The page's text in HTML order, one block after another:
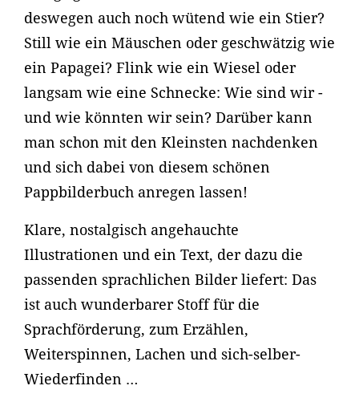
deswegen auch noch wütend wie ein Stier?
Still wie ein Mäuschen oder geschwätzig wie
ein Papagei? Flink wie ein Wiesel oder
langsam wie eine Schnecke: Wie sind wir -
und wie könnten wir sein? Darüber kann
man schon mit den Kleinsten nachdenken
und sich dabei von diesem schönen
Pappbilderbuch anregen lassen!
Klare, nostalgisch angehauchte
Illustrationen und ein Text, der dazu die
passenden sprachlichen Bilder liefert: Das
ist auch wunderbarer Stoff für die
Sprachförderung, zum Erzählen,
Weiterspinnen, Lachen und sich-selber-
Wiederfinden …